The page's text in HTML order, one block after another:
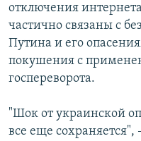
отключения
частично связаны с
Путина и его
покушения с
госпереворота.
"Шок от украинской
все еще сохраняется",